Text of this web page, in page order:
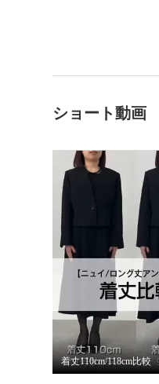
ショート動画
着丈110cm/118cm比較